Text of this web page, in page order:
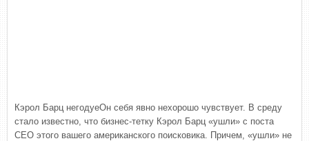
Кэрол Барц негодуеОн себя явно нехорошо чувствует. В среду
стало известно, что бизнес-тетку Кэрол Барц «ушли» с поста
CEO этого вашего американского поисковика. Причем, «ушли» не